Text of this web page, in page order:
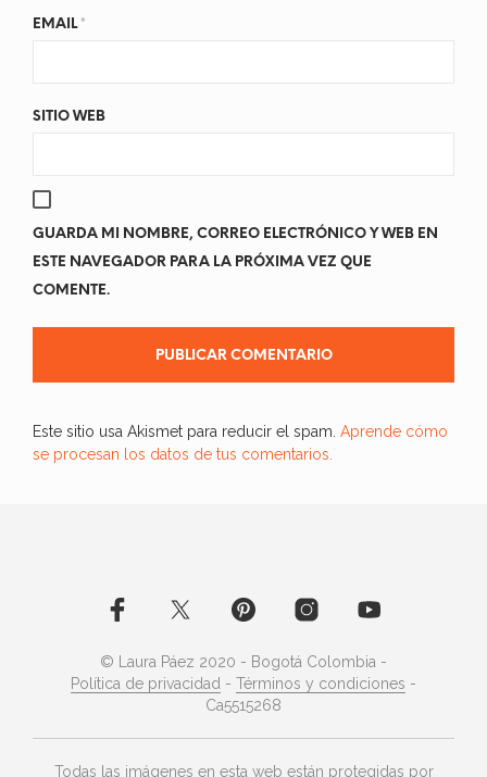
EMAIL *
SITIO WEB
GUARDA MI NOMBRE, CORREO ELECTRÓNICO Y WEB EN
ESTE NAVEGADOR PARA LA PRÓXIMA VEZ QUE
COMENTE.
Este sitio usa Akismet para reducir el spam. Aprende cómo
se procesan los datos de tus comentarios.
© Laura Páez 2020 - Bogotá Colombia -
Política de privacidad - Términos y condiciones -
Ca5515268
Todas las imágenes en esta web están protegidas por